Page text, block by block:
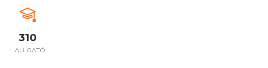
310
HALLGATÓ